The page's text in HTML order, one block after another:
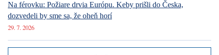
Na férovku: Požiare drvia Európu. Keby prišli do Česka,
dozvedeli by sme sa, že oheň horí
29. 7. 2026